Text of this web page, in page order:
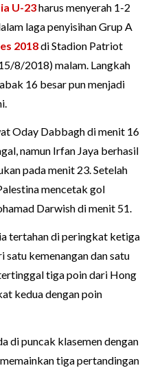
U-23harus menyerah 1-2
laga penyisihan Grup A
2018di Stadion Patriot
8/2018) malam. Langkah
16 besar pun menjadi
Oday Dabbagh di menit 16
namun Irfan Jaya berhasil
pada menit 23. Setelah
mencetak gol
Darwish di menit 51.
tertahan di peringkat ketiga
satu kemenangan dan satu
tiga poin dari Hong
kedua dengan poin
di puncak klasemen dengan
tiga pertandingan